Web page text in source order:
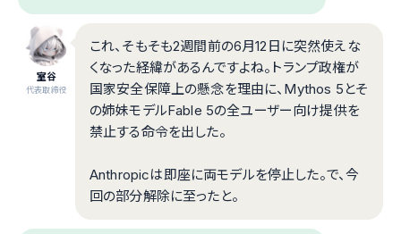
室谷
代表取締役
これ、そもそも2週間前の6月12日に突然使えな
くなった経緯があるんですよね。トランプ政権が
国家安全保障上の懸念を理由に、Mythos 5とそ
の姉妹モデルFable 5の全ユーザー向け提供を
禁止する命令を出した。
Anthropicは即座に両モデルを停止した。で、今
回の部分解除に至ったと。